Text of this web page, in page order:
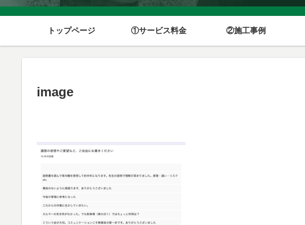
トップページ ①サービス料金 ②施工事例
image